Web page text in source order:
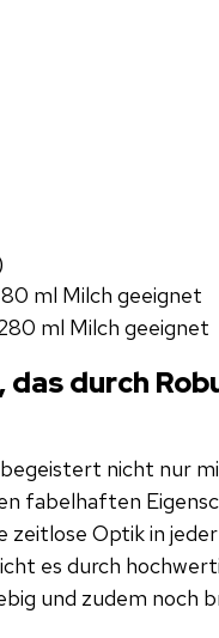
ml Milch geeignet
ml Milch geeignet
das durch
nicht nur
fabelhaften
zeitlose Optik in
es durch
und zudem noch